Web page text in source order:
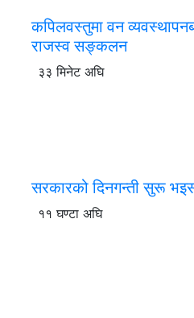
कपिलवस्तुमा वन
राजस्व सङ्कलन
३३ मिनेट अघि
सरकारको दिनगन्ती सुरू
११ घण्टा अघि